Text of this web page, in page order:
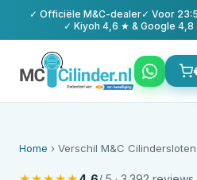
✓ Officiële M&C-dealer✓ Voor
✓ Kiyoh 4,6 ★ & Google 4,8
Home › Verschil M&C Cilindersloten